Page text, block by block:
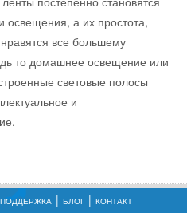
освещения, а их простота,
все большему
то домашнее освещение или
световые полосы
и
ПОДДЕРЖКА БЛОГ КОНТАКТ